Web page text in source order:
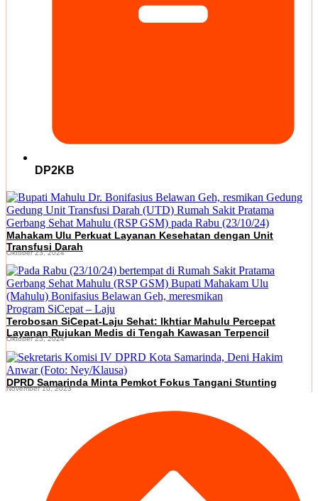
DP2KB
Mahakam Ulu Perkuat Layanan Kesehatan dengan Unit
Transfusi Darah
Oktober 23, 2024
Terobosan SiCepat-Laju Sehat: Ikhtiar Mahulu Percepat
Layanan Rujukan Medis di Tengah Kawasan Terpencil
Oktober 23, 2024
DPRD Samarinda Minta Pemkot Fokus Tangani Stunting
November 10, 2023